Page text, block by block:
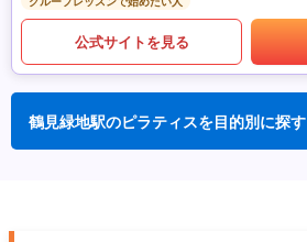
公式サイトを見る
鶴見緑地駅のピラティスを目的別に探す